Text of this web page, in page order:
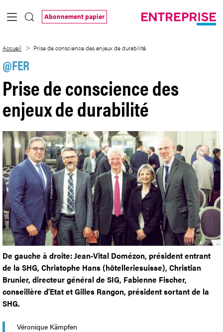
Saut au contenu principal
Abonnement papier
Accueil Prise de conscience des enjeux de durabilité
@FER
Prise de conscience des
enjeux de durabilité
De gauche à droite: Jean-Vital Domézon, président entrant
de la SHG, Christophe Hans (hôtelleriesuisse), Christian
Brunier, directeur général de SIG, Fabienne Fischer,
conseillère d’Etat et Gilles Rangon, président sortant de la
SHG.
Véronique Kämpfen